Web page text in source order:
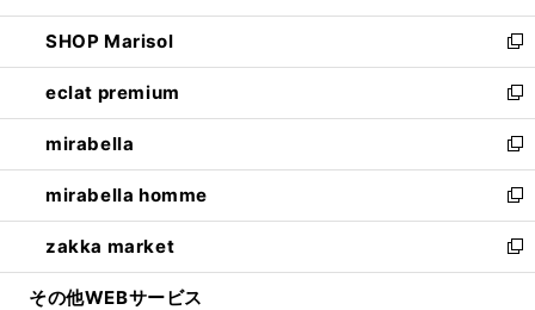
開
く
ウ
で
開
く
ン
ド
ウ
で
開
く
ウ
ィ
ン
ド
ウ
で
開
く
し
い
ウ
ィ
ン
ド
ウ
で
開
く
SHOP Marisol
新
し
い
ウ
ィ
ン
ド
ウ
で
開
eclat premium
新
し
い
ウ
ィ
ン
ド
ウ
mirabella
新
し
い
ウ
ィ
ン
mirabella homme
新
し
い
ウ
zakka market
新
し
その他WEBサービス